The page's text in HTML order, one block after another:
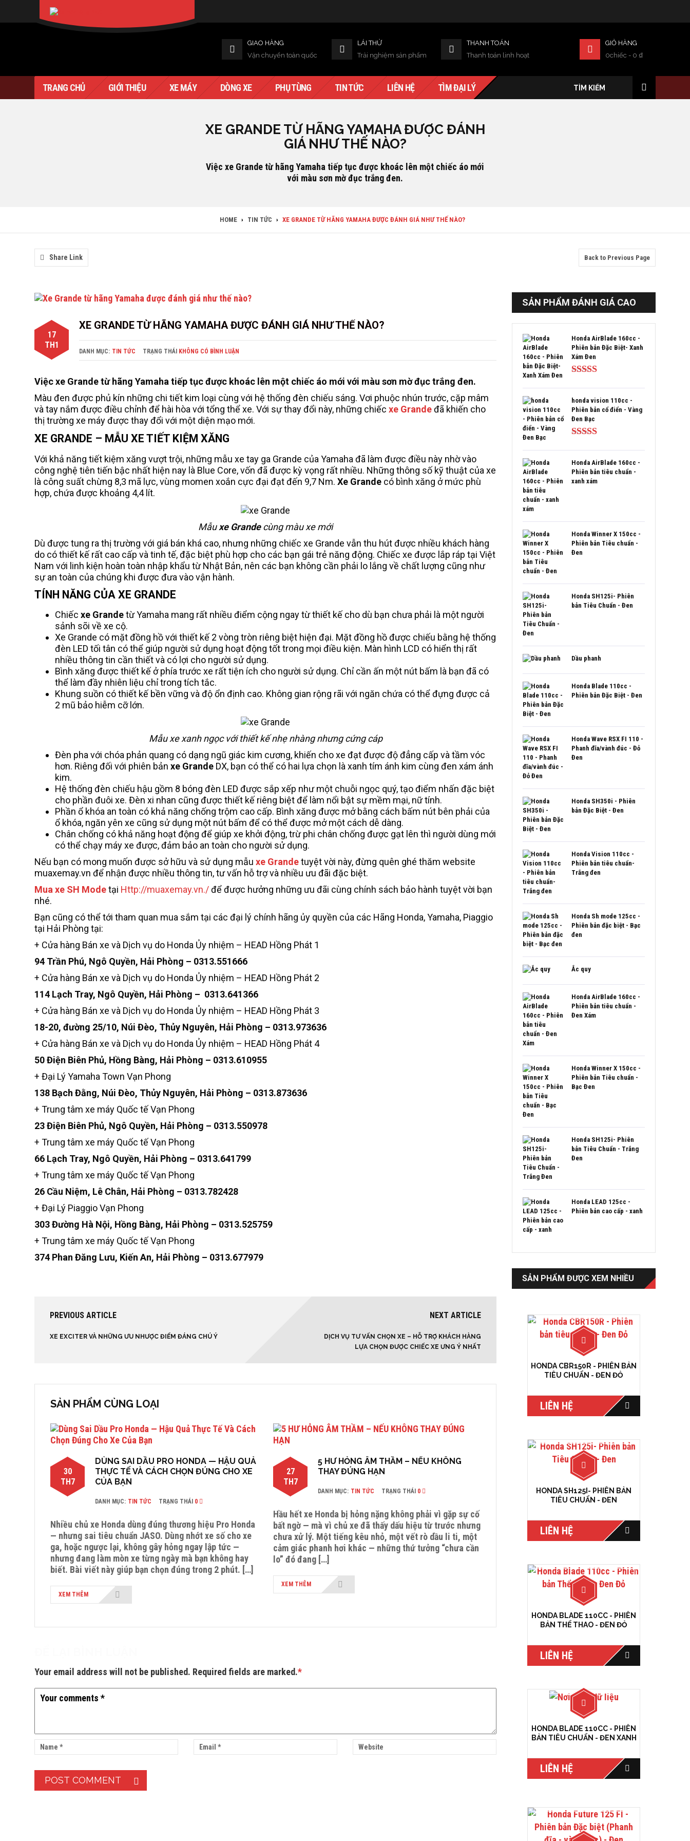
XIN CHÀO KHÁCH
GIAO HÀNG
Vận chuyển toàn quốc
LÁI THỬ
Trải nghiệm sản phẩm
THANH TOÁN
Thanh toán linh hoạt
GIỎ HÀNG
0chiếc - 0 ₫
TRANG CHỦ GIỚI THIỆU XE MÁY DÒNG XE PHỤ TÙNG TIN TỨC LIÊN HỆ TÌM ĐẠI LÝ
XE GRANDE TỪ HÃNG YAMAHA ĐƯỢC ĐÁNH
GIÁ NHƯ THẾ NÀO?
Việc xe Grande từ hãng Yamaha tiếp tục được khoác lên một chiếc áo mới
với màu sơn mờ đục trắng đen.
HOME › TIN TỨC › XE GRANDE TỪ HÃNG YAMAHA ĐƯỢC ĐÁNH GIÁ NHƯ THẾ NÀO?
Share Link Back to Previous Page
17
TH1
XE GRANDE TỪ HÃNG YAMAHA ĐƯỢC ĐÁNH GIÁ NHƯ THẾ NÀO?
DANH MỤC: TIN TỨC TRẠNG THÁI KHÔNG CÓ BÌNH LUẬN
Việc xe Grande từ hãng Yamaha tiếp tục được khoác lên một chiếc áo mới với màu sơn mờ đục trắng đen.
Màu đen được phủ kín những chi tiết kim loại cùng với hệ thống đèn chiếu sáng. Vơi phuộc nhún trước, cặp mâm
và tay nắm được điều chỉnh để hài hòa với tổng thể xe. Với sự thay đổi này, những chiếc xe Grandeđã khiến cho
thị trường xe máy được thay đổi với một diện mạo mới.
XE GRANDE – MẪU XE TIẾT KIỆM XĂNG
Với khả năng tiết kiệm xăng vượt trội, những mẫu xe tay ga Grande của Yamaha đã làm được điều này nhờ vào
công nghệ tiên tiến bậc nhất hiện nay là Blue Core, vốn đã được kỳ vọng rất nhiều. Những thông số kỹ thuật của xe
là công suất chừng 8,3 mã lực, vùng momen xoắn cực đại đạt đến 9,7 Nm. Xe Grande có bình xăng ở mức phù
hợp, chứa được khoảng 4,4 lít.
Mẫuxe Grandecùng màu xe mới
Dù được tung ra thị trường với giá bán khá cao, nhưng những chiếc xe Grande vẫn thu hút được nhiều khách hàng
do có thiết kế rất cao cấp và tinh tế, đặc biệt phù hợp cho các bạn gái trẻ năng động. Chiếc xe được lắp ráp tại Việt
Nam với linh kiện hoàn toàn nhập khẩu từ Nhật Bản, nên các bạn không cần phải lo lắng về chất lượng cũng như
sự an toàn của chúng khi được đưa vào vận hành.
TÍNH NĂNG CỦA XE GRANDE
Chiếc xe Grandetừ Yamaha mang rất nhiều điểm cộng ngay từ thiết kế cho dù bạn chưa phải là một người
sảnh sõi về xe cộ.
Xe Grande có mặt đồng hồ với thiết kế 2 vòng tròn riêng biệt hiện đại. Mặt đồng hồ được chiếu bằng hệ thống
đèn LED tối tân có thể giúp người sử dụng hoạt động tốt trong mọi điều kiện. Màn hình LCD có hiển thị rất
nhiều thông tin cần thiết và có lợi cho người sử dụng.
Bình xăng được thiết kế ở phía trước xe rất tiện ích cho người sử dụng. Chỉ cần ấn một nút bấm là bạn đã có
thể làm đầy nhiên liệu chỉ trong tích tắc.
Khung suồn có thiết kế bền vững và độ ổn định cao. Không gian rộng rãi với ngăn chứa có thể đựng được cả
2 mũ bảo hiễm cỡ lớn.
Mẫu xe xanh ngọc với thiết kế nhẹ nhàng nhưng cứng cáp
Đèn pha với chóa phản quang có dạng ngũ giác kim cương, khiến cho xe đạt được độ đẳng cấp và tầm vóc
hơn. Riêng đối với phiên bản xe Grande DX, bạn có thể có hai lựa chọn là xanh tím ánh kim cùng đen xám ánh
kim.
Hệ thống đèn chiếu hậu gồm 8 bóng đèn LED được sắp xếp như một chuỗi ngọc quý, tạo điểm nhấn đặc biệt
cho phần đuôi xe. Đèn xi nhan cũng được thiết kế riêng biệt để làm nổi bật sự mềm mại, nữ tính.
Phần ổ khóa an toàn có khả năng chống trộm cao cấp. Bình xăng được mở bằng cách bấm nút bên phải của
ổ khóa, ngăn yên xe cũng sử dụng một nút bấm để có thể được mở một cách dễ dàng.
Chân chống có khả năng hoạt động để giúp xe khởi động, trừ phi chân chống được gạt lên thì người dùng mới
có thể chạy máy xe được, đảm bảo an toàn cho người sử dụng.
Nếu bạn có mong muốn được sở hữu và sử dụng mẫu xe Grandetuyệt vời này, đừng quên ghé thăm website
muaxemay.vn để nhận được nhiều thông tin, tư vấn hỗ trợ và nhiều ưu đãi đặc biệt.
Mua xe SH Modetại Http://muaxemay.vn./để được hưởng những ưu đãi cùng chính sách bảo hành tuyệt vời bạn
nhé.
Bạn cũng có thể tới tham quan mua sắm tại các đại lý chính hãng ủy quyền của các Hãng Honda, Yamaha, Piaggio
tại Hải Phòng tại:
+ Cửa hàng Bán xe và Dịch vụ do Honda Ủy nhiệm – HEAD Hồng Phát 1
94 Trần Phú, Ngô Quyền, Hải Phòng – 0313.551666
+ Cửa hàng Bán xe và Dịch vụ do Honda Ủy nhiệm – HEAD Hồng Phát 2
114 Lạch Tray, Ngô Quyền, Hải Phòng – 0313.641366
+ Cửa hàng Bán xe và Dịch vụ do Honda Ủy nhiệm – HEAD Hồng Phát 3
18-20, đường 25/10, Núi Đèo, Thủy Nguyên, Hải Phòng – 0313.973636
+ Cửa hàng Bán xe và Dịch vụ do Honda Ủy nhiệm – HEAD Hồng Phát 4
50 Điện Biên Phủ, Hồng Bàng, Hải Phòng – 0313.610955
+ Đại Lý Yamaha Town Vạn Phong
138 Bạch Đằng, Núi Đèo, Thủy Nguyên, Hải Phòng – 0313.873636
+ Trung tâm xe máy Quốc tế Vạn Phong
23 Điện Biên Phủ, Ngô Quyền, Hải Phòng – 0313.550978
+ Trung tâm xe máy Quốc tế Vạn Phong
66 Lạch Tray, Ngô Quyền, Hải Phòng – 0313.641799
+ Trung tâm xe máy Quốc tế Vạn Phong
26 Cầu Niệm, Lê Chân, Hải Phòng – 0313.782428
+ Đại Lý Piaggio Vạn Phong
303 Đường Hà Nội, Hồng Bàng, Hải Phòng – 0313.525759
+ Trung tâm xe máy Quốc tế Vạn Phong
374 Phan Đăng Lưu, Kiến An, Hải Phòng – 0313.677979
PREVIOUS ARTICLE
XE EXCITER VÀ NHỮNG ƯU NHƯỢC ĐIỂM ĐÁNG CHÚ Ý
NEXT ARTICLE
DỊCH VỤ TƯ VẤN CHỌN XE – HỖ TRỢ KHÁCH HÀNG
LỰA CHỌN ĐƯỢC CHIẾC XE ƯNG Ý NHẤT
SẢN PHẨM CÙNG LOẠI
30
TH7
DÙNG SAI DẦU PRO HONDA — HẬU QUẢ
THỰC TẾ VÀ CÁCH CHỌN ĐÚNG CHO XE
CỦA BẠN
DANH MỤC: TIN TỨC TRẠNG THÁI 0
Nhiều chủ xe Honda dùng đúng thương hiệu Pro Honda
— nhưng sai tiêu chuẩn JASO. Dùng nhớt xe số cho xe
ga, hoặc ngược lại, không gây hỏng ngay lập tức —
nhưng đang làm mòn xe từng ngày mà bạn không hay
biết. Bài viết này giúp bạn chọn đúng trong 2 phút. […]
XEM THÊM
27
TH7
5 HƯ HỎNG ÂM THẦM – NẾU KHÔNG
THAY ĐÚNG HẠN
DANH MỤC: TIN TỨC TRẠNG THÁI 0
Hầu hết xe Honda bị hỏng nặng không phải vì gặp sự cố
bất ngờ — mà vì chủ xe đã thấy dấu hiệu từ trước nhưng
chưa xử lý. Một tiếng kêu nhỏ, một vết rò dầu li ti, một
cảm giác phanh hơi khác — những thứ tưởng “chưa cần
lo” đó đang […]
XEM THÊM
Your email address will not be published. Required fields are marked.*
SẢN PHẨM ĐÁNH GIÁ CAO
Honda AirBlade 160cc -
Phiên bản Đặc Biệt- Xanh
Xám Đen
sao
honda vision 110cc -
Phiên bản cổ điển - Vàng
Đen Bạc
sao
Honda AirBlade 160cc -
Phiên bản tiêu chuẩn -
xanh xám
Honda Winner X 150cc -
Phiên bản Tiêu chuẩn -
Đen
Honda SH125i- Phiên
bản Tiêu Chuẩn - Đen
Dầu phanh
Honda Blade 110cc -
Phiên bản Đặc Biệt - Đen
Honda Wave RSX FI 110 -
Phanh đĩa/vành đúc - Đỏ
Đen
Honda SH350i - Phiên
bản Đặc Biệt - Đen
Honda Vision 110cc -
Phiên bản tiêu chuẩn-
Trắng đen
Honda Sh mode 125cc -
Phiên bản đặc biệt - Bạc
đen
Ắc quy
Honda AirBlade 160cc -
Phiên bản tiêu chuẩn -
Đen Xám
Honda Winner X 150cc -
Phiên bản Tiêu chuẩn -
Bạc Đen
Honda SH125i- Phiên
bản Tiêu Chuẩn - Trắng
Đen
Honda LEAD 125cc -
Phiên bản cao cấp - xanh
SẢN PHẨM ĐƯỢC XEM NHIỀU
HONDA CBR150R - PHIÊN BẢN
TIÊU CHUẨN - ĐEN ĐỎ
LIÊN HỆ
HONDA SH125I- PHIÊN BẢN
TIÊU CHUẨN - ĐEN
LIÊN HỆ
HONDA BLADE 110CC - PHIÊN
BẢN THỂ THAO - ĐEN ĐỎ
LIÊN HỆ
HONDA BLADE 110CC - PHIÊN
BẢN TIÊU CHUẨN - ĐEN XANH
LIÊN HỆ